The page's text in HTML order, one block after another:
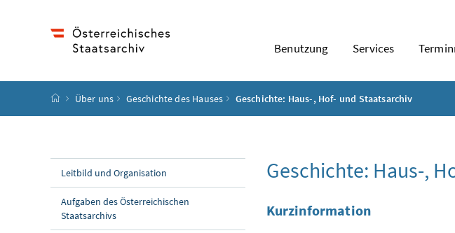
Benutzung Services
Startseite
Über uns Geschichte des Hauses Geschichte: Haus-, Hof- und Staatsarchiv
Leitbild und Organisation
Aufgaben des Österreichischen
Staatsarchivs
Geschichte: Haus-,
Kurzinformation